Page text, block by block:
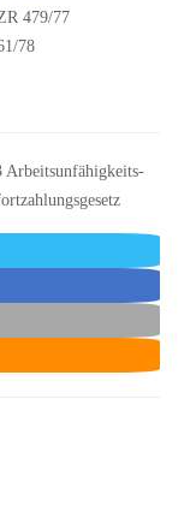
479/77
78
Arbeitsunfähigkeits-